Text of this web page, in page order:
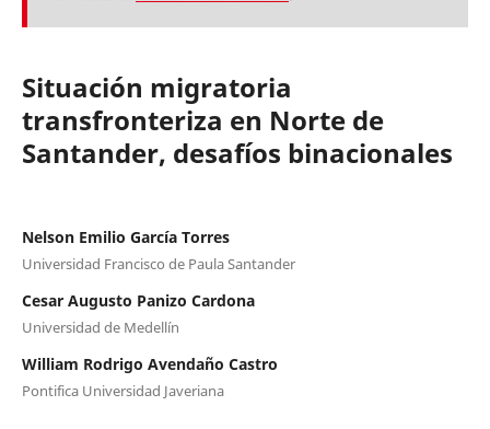
Situación migratoria
transfronteriza en Norte de
Santander, desafíos binacionales
Nelson Emilio García Torres
Universidad Francisco de Paula Santander
Cesar Augusto Panizo Cardona
Universidad de Medellín
William Rodrigo Avendaño Castro
Pontifica Universidad Javeriana